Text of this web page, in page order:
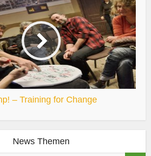
– Training for Change
News Themen